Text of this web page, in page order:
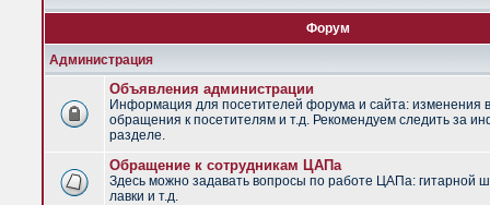
Форум
Администрация
Объявления администрации
Информация для посетителей форума и сайта: изменения
обращения к посетителям и т.д. Рекомендуем следить за
разделе.
Обращение к сотрудникам ЦАПа
Здесь можно задавать вопросы по работе ЦАПа: гитарной
лавки и т.д.